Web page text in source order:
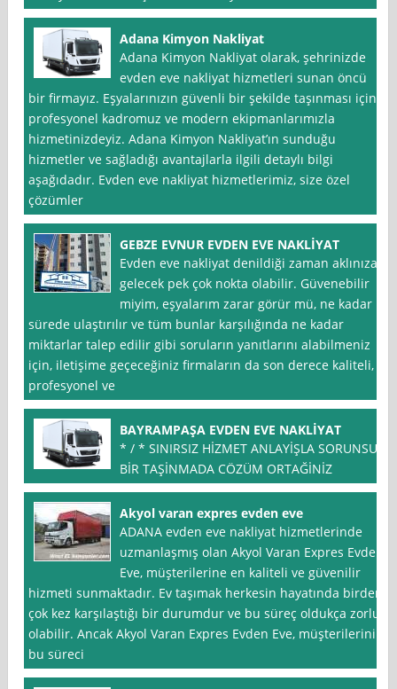
Adana Kimyon Nakliyat
Adana Kimyon Nakliyat olarak, şehrinizde
evden eve nakliyat hizmetleri sunan öncü
bir firmayız. Eşyalarınızın güvenli bir şekilde taşınması için
profesyonel kadromuz ve modern ekipmanlarımızla
hizmetinizdeyiz. Adana Kimyon Nakliyat’ın sunduğu
hizmetler ve sağladığı avantajlarla ilgili detaylı bilgi
aşağıdadır. Evden eve nakliyat hizmetlerimiz, size özel
çözümler
GEBZE EVNUR EVDEN EVE NAKLİYAT
Evden eve nakliyat denildiği zaman aklınıza
gelecek pek çok nokta olabilir. Güvenebilir
miyim, eşyalarım zarar görür mü, ne kadar
sürede ulaştırılır ve tüm bunlar karşılığında ne kadar
miktarlar talep edilir gibi soruların yanıtlarını alabilmeniz
için, iletişime geçeceğiniz firmaların da son derece kaliteli,
profesyonel ve
BAYRAMPAŞA EVDEN EVE NAKLİYAT
* / * SINIRSIZ HİZMET ANLAYİŞLA SORUNSUZ
BİR TAŞİNMADA CÖZÜM ORTAĞİNİZ
Akyol varan expres evden eve
ADANA evden eve nakliyat hizmetlerinde
uzmanlaşmış olan Akyol Varan Expres Evden
Eve, müşterilerine en kaliteli ve güvenilir
hizmeti sunmaktadır. Ev taşımak herkesin hayatında birden
çok kez karşılaştığı bir durumdur ve bu süreç oldukça zorlu
olabilir. Ancak Akyol Varan Expres Evden Eve, müşterilerinin
bu süreci